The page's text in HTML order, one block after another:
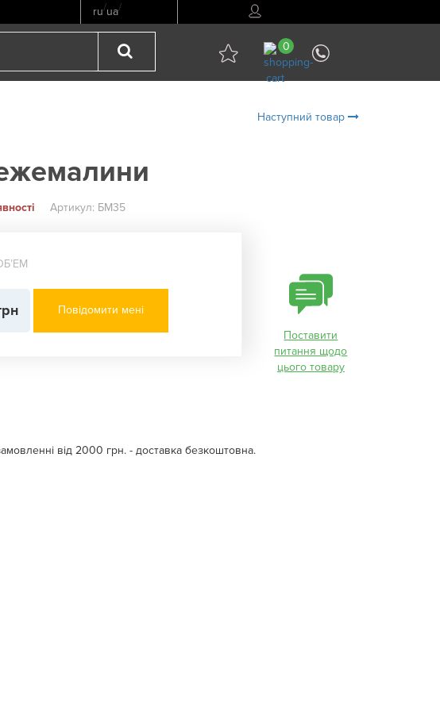
ru/ua/
0
Наступний товар
Артикул: БМ35
Повідомити мені
Поставити
питання щодо
цього товару
від 2000 грн. - доставка безкоштовна.